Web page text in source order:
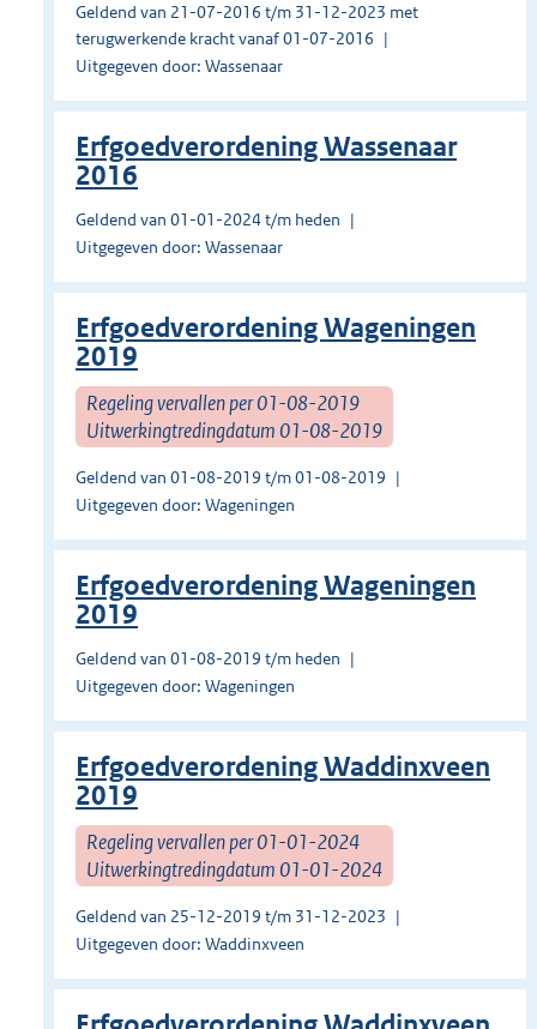
Geldend van 21-07-2016 t/m 31-12-2023 met
terugwerkende kracht vanaf 01-07-2016
Uitgegeven door: Wassenaar
Erfgoedverordening Wassenaar
2016
Geldend van 01-01-2024 t/m heden
Uitgegeven door: Wassenaar
Erfgoedverordening Wageningen
2019
Regeling vervallen per 01-08-2019
Uitwerkingtredingdatum 01-08-2019
Geldend van 01-08-2019 t/m 01-08-2019
Uitgegeven door: Wageningen
Erfgoedverordening Wageningen
2019
Geldend van 01-08-2019 t/m heden
Uitgegeven door: Wageningen
Erfgoedverordening Waddinxveen
2019
Regeling vervallen per 01-01-2024
Uitwerkingtredingdatum 01-01-2024
Geldend van 25-12-2019 t/m 31-12-2023
Uitgegeven door: Waddinxveen